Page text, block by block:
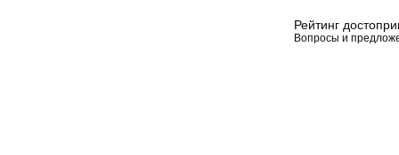
Рейтинг
Вопросы и